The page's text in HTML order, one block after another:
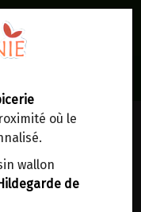
où le
wallon
Hildegarde de
à votre
Portugal,
de nous